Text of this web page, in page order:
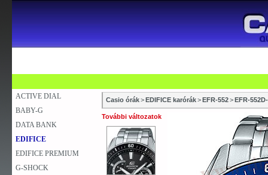
ACTIVE DIAL
BABY-G
DATA BANK
EDIFICE
EDIFICE PREMIUM
G-SHOCK
Casio órák>EDIFICE karórák>EFR-552>EFR-
További változatok